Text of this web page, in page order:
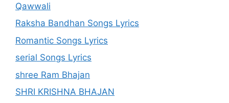
Qawwali
Raksha Bandhan Songs Lyrics
Romantic Songs Lyrics
serial Songs Lyrics
shree Ram Bhajan
SHRI KRISHNA BHAJAN